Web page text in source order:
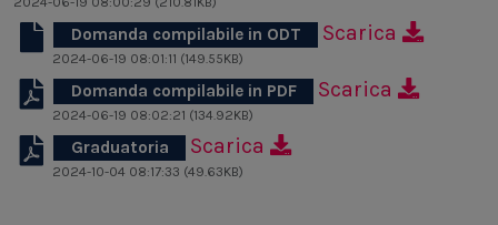
Domanda compilabile in ODT Scarica
2024-06-19 08:01:11 (149.55KB)
Domanda compilabile in PDF Scarica
2024-06-19 08:02:21 (134.92KB)
Graduatoria Scarica
2024-10-04 08:17:33 (49.63KB)